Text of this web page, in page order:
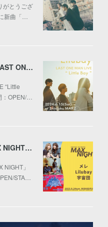
がとうござ
新曲「…
【LIVE】2024/6/15「Lilubay LAST ONE MAN LIVE “Little Bay”」」
“Little
OPEN/…
NISHIEIFUKU JAM PRE.「MAX NIGHT」出演決定！
」
STA…